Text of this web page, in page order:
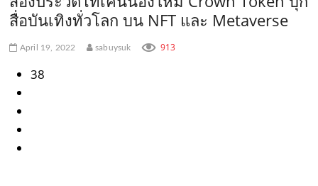
k
.
a
c
สื่อบันเทิงทั่วโลก บน NFT และ Metaverse
April 19, 2022 sabuysuk 913
38